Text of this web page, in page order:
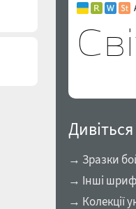
→ Зразки
→ Інші
→ Колекції